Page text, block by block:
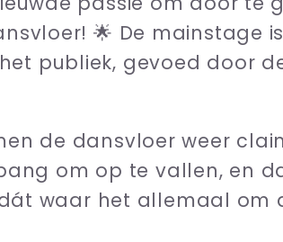
🌟 De mainstage
publiek, gevoed door
de dansvloer weer
om op te vallen, en
dát waar het allemaal om